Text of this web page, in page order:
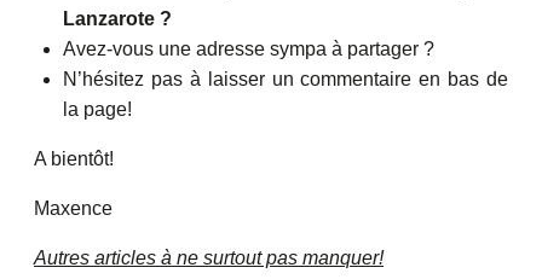
Lanzarote ?
Avez-vous une adresse sympa à partager ?
N’hésitez pas à laisser un commentaire en bas de
la page!
A bientôt!
Maxence
Autres articles à ne surtout pas manquer!